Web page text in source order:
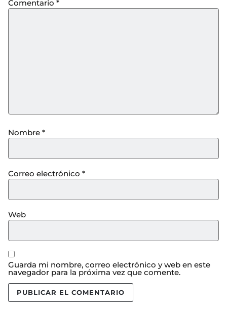
Comentario *
Nombre *
Correo electrónico *
Web
Guarda mi nombre, correo electrónico y web en este
navegador para la próxima vez que comente.